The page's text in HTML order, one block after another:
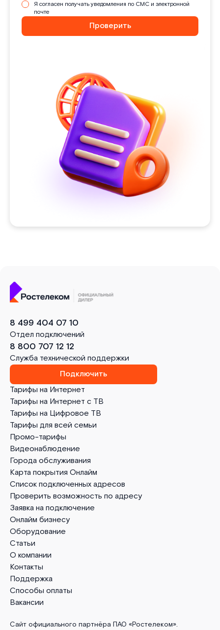
Я согласен получать уведомления по СМС и электронной
почте
Проверить
Тарифы на Интернет
Тарифы на Интернет с ТВ
Тарифы на Цифровое ТВ
Тарифы для всей семьи
Промо-тарифы
Видеонаблюдение
Города обслуживания
Карта покрытия Онлайм
Список подключенных адресов
Проверить возможность по адресу
Заявка на подключение
Онлайм бизнесу
Оборудование
Статьи
О компании
Контакты
Поддержка
Способы оплаты
Вакансии
8 499 404 07 10
Отдел подключений
8 800 707 12 12
Служба технической поддержки
Подключить
Сайт официального партнёра ПАО «Ростелеком».